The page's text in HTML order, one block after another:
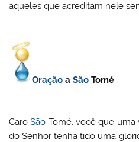
aqueles que acreditam nele
Oração aSão Tomé
CaroSão Tomé, você que
do Senhor tenha tido uma